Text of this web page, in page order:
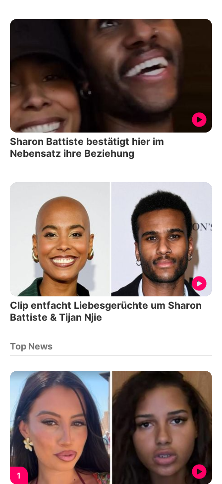
Sharon Battiste bestätigt hier im
Nebensatz ihre Beziehung
Clip entfacht Liebesgerüchte um Sharon
Battiste & Tijan Njie
Top News
1